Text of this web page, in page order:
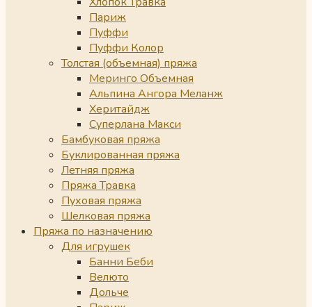
Париж
Пуффи
Пуффи Колор
Толстая (объемная) пряжа
Меринго Объемная
Альпина Ангора Меланж
Херитайдж
Суперлана Макси
Бамбуковая пряжа
Буклированная пряжа
Летняя пряжа
Пряжа Травка
Пуховая пряжа
Шелковая пряжа
Пряжа по назначению
Для игрушек
Банни Беби
Велюто
Дольче